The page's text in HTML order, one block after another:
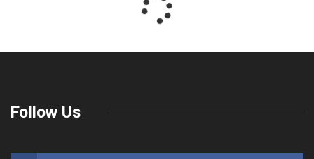
Follow Us